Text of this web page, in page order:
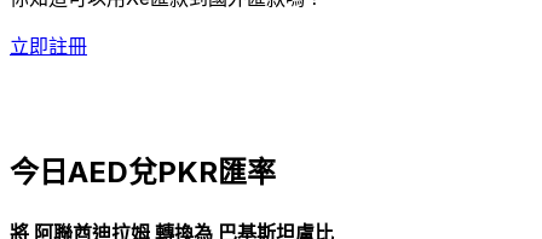
立即註冊
今日AED兌PKR匯率
將 阿聯酋迪拉姆 轉換為 巴基斯坦盧比